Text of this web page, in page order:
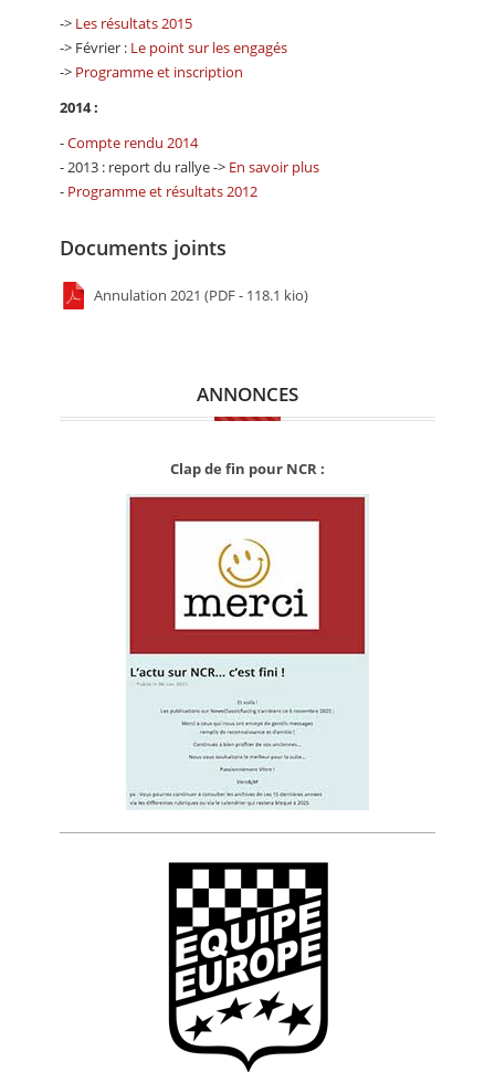
-> Les résultats 2015
-> Février : Le point sur les engagés
-> Programme et inscription
2014 :
-Compte rendu 2014
- 2013 : report du rallye -> En savoir plus
- Programme et résultats 2012
Documents joints
Annulation 2021 (PDF - 118.1 kio)
ANNONCES
Clap de fin pour NCR :